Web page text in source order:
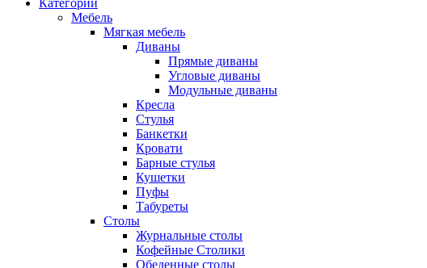
Категории
Мебель
Мягкая мебель
Диваны
Прямые диваны
Угловые диваны
Модульные диваны
Кресла
Стулья
Банкетки
Кровати
Барные стулья
Кушетки
Пуфы
Табуреты
Столы
Журнальные столы
Кофейные Столики
Обеденные столы